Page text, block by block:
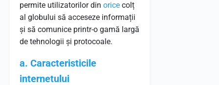
permite utilizatorilor din orice colț
al globului să acceseze informații
și să comunice printr-o gamă largă
de tehnologii și protocoale.
a. Caracteristicile
internetului